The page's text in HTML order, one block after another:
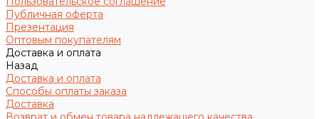
Публичная оферта
Презентация
Оптовым покупателям
Доставка и оплата
Назад
Доставка и оплата
Способы оплаты заказа
Доставка